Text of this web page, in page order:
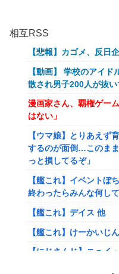
相互RSS
【悲報】カゴメ、反日
【動画】 学校のアイ
散され男子200人が抜
漫画家さん、覇権ゲー
はない」
【ウマ娘】とりあえず
するのが面倒…このま
っと損してるぞ」
【艦これ】イベントぼ
終わったらみんな何し
【艦これ】デイス 他
【艦これ】けーかいじ
【にじさんじ】ニュイ